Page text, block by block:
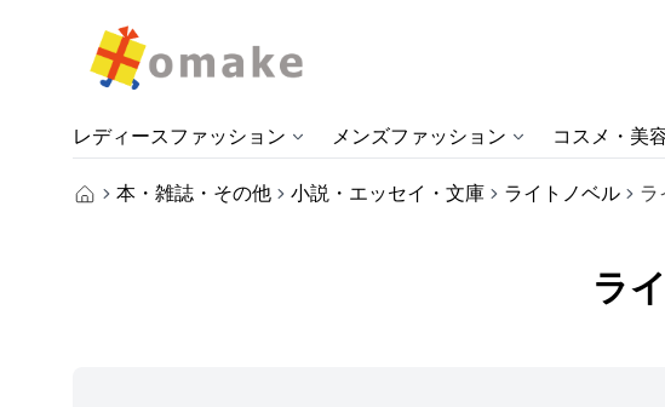
レディースファッション メンズファッション コスメ・美
本・雑誌・その他 小説・エッセイ・文庫 ライトノベル ラ
ラ